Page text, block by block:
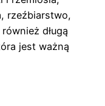
rzeźbiarstwo,
długą
jest ważną